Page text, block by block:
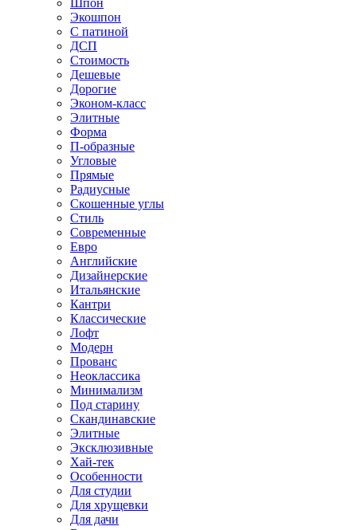
Шпон
Экошпон
С патиной
ДСП
Стоимость
Дешевые
Дорогие
Эконом-класс
Элитные
Форма
П-образные
Угловые
Прямые
Радиусные
Скошенные углы
Стиль
Современные
Евро
Английские
Дизайнерские
Итальянские
Кантри
Классические
Лофт
Модерн
Прованс
Неоклассика
Минимализм
Под старину
Скандинавские
Элитные
Эксклюзивные
Хай-тек
Особенности
Для студии
Для хрущевки
Для дачи